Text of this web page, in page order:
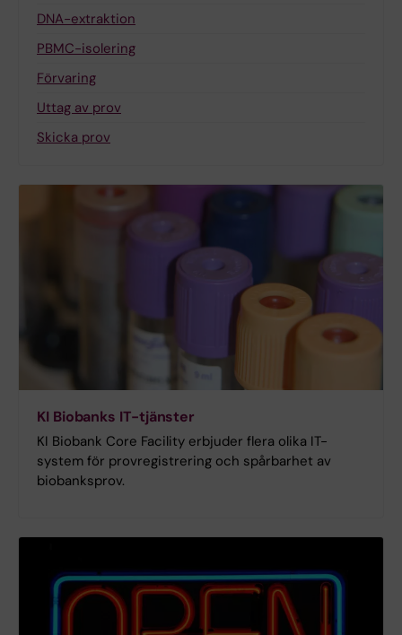
DNA-extraktion
PBMC-isolering
Förvaring
Uttag av prov
Skicka prov
KI Biobanks IT-tjänster
KI Biobank Core Facility erbjuder flera olika IT-
system för provregistrering och spårbarhet av
biobanksprov.